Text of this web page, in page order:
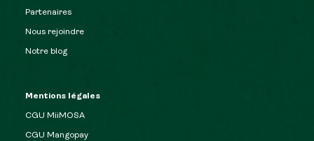
Partenaires
Nous rejoindre
Notre blog
Mentions légales
CGU MiiMOSA
CGU Mangopay